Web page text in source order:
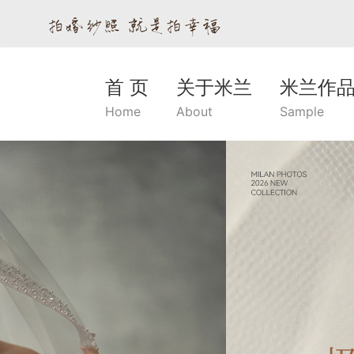
首 页
Home
关于米兰
About
米兰作
Sample